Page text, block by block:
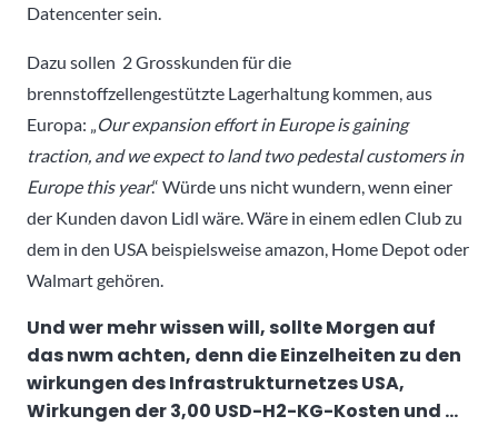
Datencenter sein.
Dazu sollen 2 Grosskunden für die
brennstoffzellengestützte Lagerhaltung kommen, aus
Europa: „Our expansion effort in Europe is gaining
traction, and we expect to land two pedestal customers in
Europe this year.“ Würde uns nicht wundern, wenn einer
der Kunden davon Lidl wäre. Wäre in einem edlen Club zu
dem in den USA beispielsweise amazon, Home Depot oder
Walmart gehören.
Und wer mehr wissen will, sollte Morgen auf
das nwm achten, denn die Einzelheiten zu den
wirkungen des Infrastrukturnetzes USA,
Wirkungen der 3,00 USD-H2-KG-Kosten und …